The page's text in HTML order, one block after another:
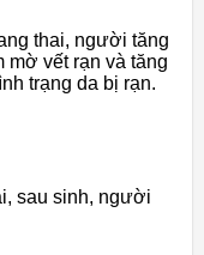
thai, người tăng
mờ vết rạn và tăng
trạng da bị rạn.
sau sinh, người